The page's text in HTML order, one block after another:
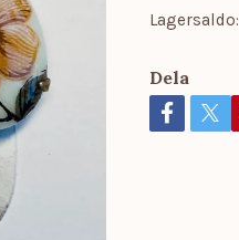
Lagersaldo:
Dela